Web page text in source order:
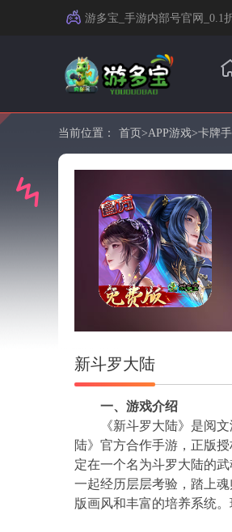
游多宝_手游内部号官网_0.1
当前位置： 首页 >APP游戏>卡牌
新斗罗大陆
一、游戏介绍
《新斗罗大陆》是阅
陆》官方合作手游，正版
定在一个名为斗罗大陆的
一起经历层层考验，踏上
版画风和丰富的培养系统